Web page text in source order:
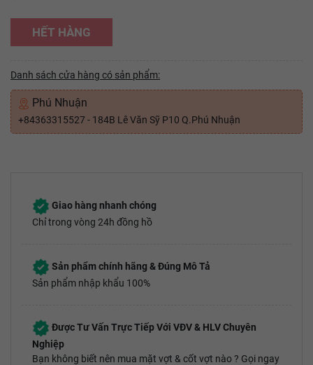
HẾT HÀNG
Danh sách cửa hàng có sản phẩm:
Phú Nhuận
+84363315527 - 184B Lê Văn Sỹ P10 Q.Phú Nhuận
Giao hàng nhanh chóng
Chỉ trong vòng 24h đồng hồ
Sản phẩm chính hãng & Đúng Mô Tả
Sản phẩm nhập khẩu 100%
Được Tư Vấn Trực Tiếp Với VĐV & HLV Chuyên
Nghiệp
Bạn không biết nên mua mặt vợt & cốt vợt nào ? Gọi ngay